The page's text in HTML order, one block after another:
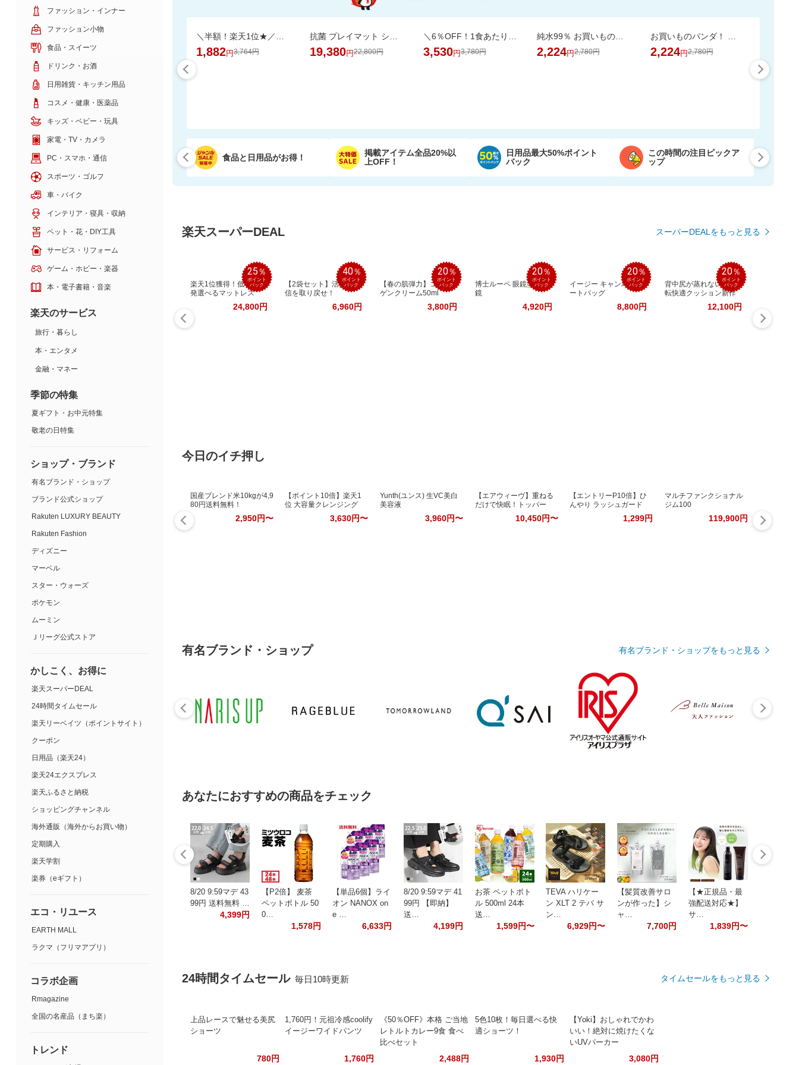
1,882円3,764円 19,380円22,800円 3,530円3,780円
純水99％ お買いものパンダ！ おしりふき 80枚 24個
2,224円2,780円 2,224円2,780円
食品と日用品がお得！
掲載アイテム全品20%以
上OFF！
日用品最大50%ポイント
バック
この時間の注目ピックア
ップ
楽天スーパーDEAL スーパーDEALをもっと見る
25％
ポイント
バック
楽天1位獲得！低×高反
発選べるマットレス
24,800円
40％
ポイント
バック
【2袋セット】活力と自
信を取り戻せ！
6,960円
20％
ポイント
バック
【春の肌弾力】コラー
ゲンクリーム50ml
3,800円
20％
ポイント
バック
博士ルーペ 眼鏡型拡大
鏡
4,920円
20％
ポイント
バック
イージー キャンバス ト
ートバッグ
8,800円
20％
ポイント
バック
背中尻が蒸れない！運
転快適クッション新作
12,100円
今日のイチ押し
国産ブレンド米10kgが4,9
80円送料無料！
2,950円〜
【ポイント10倍】楽天1
位 大容量クレンジング
3,630円〜
Yunth(ユンス) 生VC美白
美容液
3,960円〜
【エアウィーヴ】重ねる
だけで快眠！トッパー
10,450円〜
【エントリーP10倍】ひ
んやり ラッシュガード
1,299円
マルチファンクショナル
ジム100
119,900円
有名ブランド・ショップ 有名ブランド・ショップをもっと見る
あなたにおすすめの商品をチェック
8/20 9:59マデ 43
99円 送料無料 …
4,399円
【P2倍】 麦茶
ペットボトル 50
0…
1,578円
【単品6個】ライ
オン NANOX on
e …
6,633円
8/20 9:59マデ 41
99円 【即納】
送…
4,199円
お茶 ペットボト
ル 500ml 24本
送…
1,599円〜
TEVA ハリケー
ン XLT 2 テバ サ
ン…
6,929円〜
【髪質改善サロ
ンが作った】シ
ャ…
7,700円
【★正規品・最
強配送対応★】
サ…
1,839円〜
24時間タイムセール 毎日10時更新 タイムセールをもっと見る
上品レースで魅せる美尻
ショーツ
780円
1,760円！元祖冷感coolify
イージーワイドパンツ
1,760円
《50％OFF》本格 ご当地
レトルトカレー9食 食べ
比べセット
2,488円
5色10枚！毎日選べる快
適ショーツ！
1,930円
【Yoki】おしゃれでかわ
いい！絶対に焼けたくな
いUVパーカー
3,080円
ファッション・インナー
ファッション小物
食品・スイーツ
ドリンク・お酒
日用雑貨・キッチン用品
コスメ・健康・医薬品
キッズ・ベビー・玩具
家電・TV・カメラ
PC・スマホ・通信
スポーツ・ゴルフ
車・バイク
インテリア・寝具・収納
ペット・花・DIY工具
サービス・リフォーム
ゲーム・ホビー・楽器
本・電子書籍・音楽
楽天のサービス
旅行・暮らし
本・エンタメ
金融・マネー
季節の特集
夏ギフト・お中元特集
敬老の日特集
ショップ・ブランド
有名ブランド・ショップ
ブランド公式ショップ
Rakuten LUXURY BEAUTY
Rakuten Fashion
ディズニー
マーベル
スター・ウォーズ
ポケモン
ムーミン
Ｊリーグ公式ストア
かしこく、お得に
楽天スーパーDEAL
24時間タイムセール
楽天リーベイツ（ポイントサイト）
クーポン
日用品（楽天24）
楽天24エクスプレス
楽天ふるさと納税
ショッピングチャンネル
海外通販（海外からお買い物）
定期購入
楽天学割
楽券（eギフト）
エコ・リユース
EARTH MALL
ラクマ（フリマアプリ）
コラボ企画
Rmagazine
全国の名産品（まち楽）
トレンド